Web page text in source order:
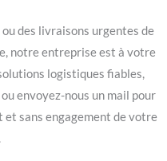
des livraisons urgentes de
notre entreprise est à votre
logistiques fiables,
envoyez-nous un mail pour
sans engagement de votre